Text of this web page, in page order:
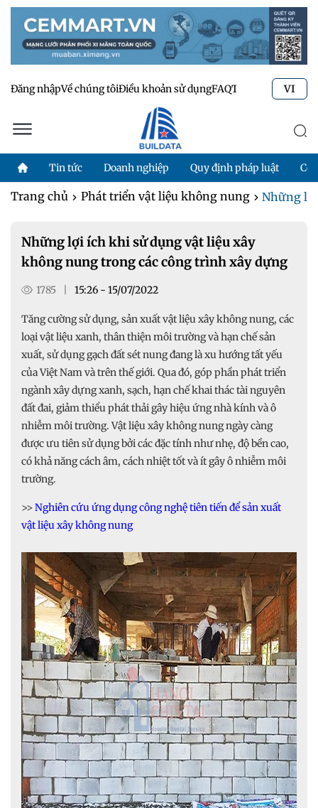
Đăng nhậpVề chúng tôiĐiều khoản sử dụngFAQTư vấn kỹ thuật
VI
Tin tức Doanh nghiệp Quy định pháp luật
Trang chủ Phát triển vật liệu không nung Những
Những lợi ích khi sử dụng vật liệu xây
không nung trong các công trình xây dựng
1785 15:26 - 15/07/2022
Tăng cường sử dụng, sản xuất vật liệu xây không nung, các
loại vật liệu xanh, thân thiện môi trường và hạn chế sản
xuất, sử dụng gạch đất sét nung đang là xu hướng tất yếu
của Việt Nam và trên thế giới. Qua đó, góp phần phát triển
ngành xây dựng xanh, sạch, hạn chế khai thác tài nguyên
đất đai, giảm thiểu phát thải gây hiệu ứng nhà kính và ô
nhiễm môi trường. Vật liệu xây không nung ngày càng
được ưu tiên sử dụng bởi các đặc tính như nhẹ, độ bền cao,
có khả năng cách âm, cách nhiệt tốt và ít gây ô nhiễm môi
trường.
>>Nghiên cứu ứng dụng công nghệ tiên tiến để sản xuất
vật liệu xây không nung